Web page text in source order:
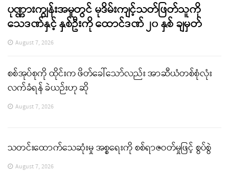
ပုဏ္ဏားကျွန်းအမှုတွင် မုဒိမ်းကျင့်သတ်ဖြတ်သူကို
သေဒဏ်နှင့် နှစ်ဦးကို ထောင်ဒဏ် ၂၀ နှစ် ချမှတ်
August 7, 2026
စစ်အုပ်စုကို ထိုင်းက ဖိတ်ခေါ်သော်လည်း အာဆီယံတစ်စုံလုံး
လက်ခံရန် ခဲယဉ်းဟု ဆို
August 7, 2026
သတင်းထောက်သေဆုံးမှု အစ္စရေးကို စစ်ရာဇဝတ်မှုဖြင့် စွပ်စွဲ
August 7, 2026